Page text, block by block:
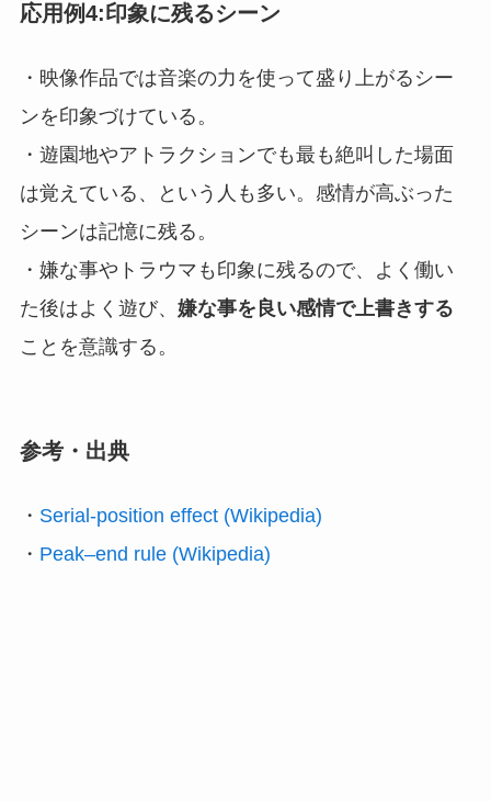
応用例4:印象に残るシーン
・映像作品では音楽の力を使って盛り上がるシー
ンを印象づけている。
・遊園地やアトラクションでも最も絶叫した場面
は覚えている、という人も多い。感情が高ぶった
シーンは記憶に残る。
・嫌な事やトラウマも印象に残るので、よく働い
た後はよく遊び、 嫌な事を良い感情で上書きする
ことを意識する。
参考・出典
・ Serial-position effect (Wikipedia)
・ Peak–end rule (Wikipedia)